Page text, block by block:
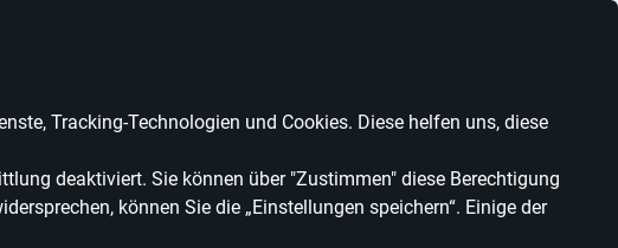
Tracking-Technologien und Cookies. Diese helfen uns, diese
deaktiviert. Sie können über "Zustimmen" diese Berechtigung
können Sie die „Einstellungen speichern“. Einige der